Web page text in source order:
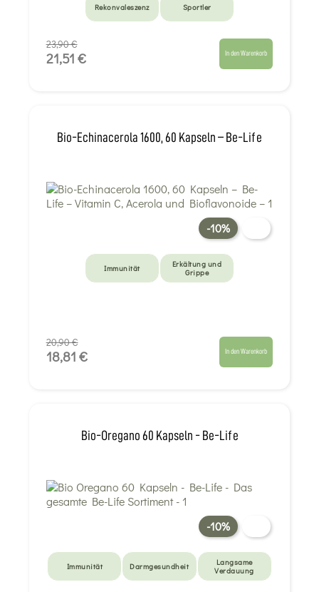
Rekonvaleszenz Sportler
23,90 €
21,51 € In den Warenkorb
Bio-Echinacerola 1600, 60 Kapseln – Be-Life
-10%
Immunität
Erkältung und
Grippe
20,90 €
18,81 € In den Warenkorb
Bio-Oregano 60 Kapseln - Be-Life
-10%
Immunität Darmgesundheit
Langsame
Verdauung